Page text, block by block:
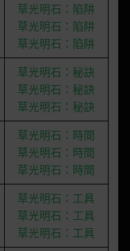
草光明石：陷阱
草光明石：陷阱
草光明石：陷阱
草光明石：秘訣
草光明石：秘訣
草光明石：秘訣
草光明石：時間
草光明石：時間
草光明石：時間
草光明石：工具
草光明石：工具
草光明石：工具